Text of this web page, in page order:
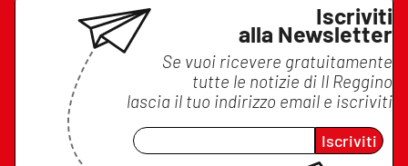
Iscriviti
alla Newsletter
Se vuoi ricevere gratuitamente
tutte le notizie di Il Reggino
lascia il tuo indirizzo email e iscriviti
Iscriviti